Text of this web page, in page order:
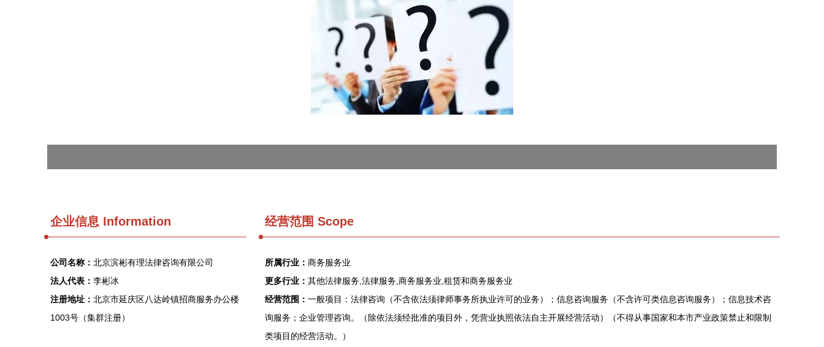
企业信息 Information
公司名称： 北京滨彬有理法律咨询有限公司
法人代表： 李彬冰
注册地址： 北京市延庆区八达岭镇招商服务办公楼
1003号（集群注册）
经营范围 Scope
所属行业： 商务服务业
更多行业： 其他法律服务,法律服务,商务服务业,租赁和商务服务业
经营范围： 一般项目：法律咨询（不含依法须律师事务所执业许可的业务）；信息咨询服务（不含许可类信息咨询服务）；信息技术咨
询服务；企业管理咨询。（除依法须经批准的项目外，凭营业执照依法自主开展经营活动）（不得从事国家和本市产业政策禁止和限制
类项目的经营活动。）